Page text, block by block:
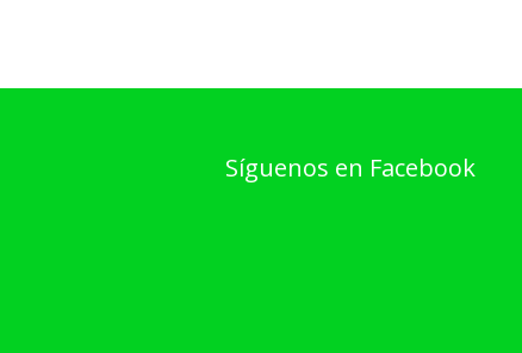
Síguenos en Facebook